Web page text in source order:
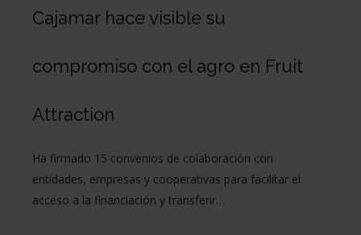
Cajamar hace visible su
compromiso con el agro en Fruit
Attraction
Ha firmado 15 convenios de colaboración con
entidades, empresas y cooperativas para facilitar el
acceso a la financiación y transferir…